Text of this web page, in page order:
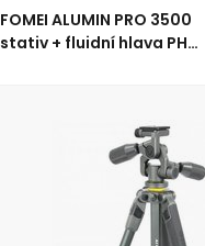
FOMEI ALUMIN PRO 3500
stativ + fluidní hlava PH-